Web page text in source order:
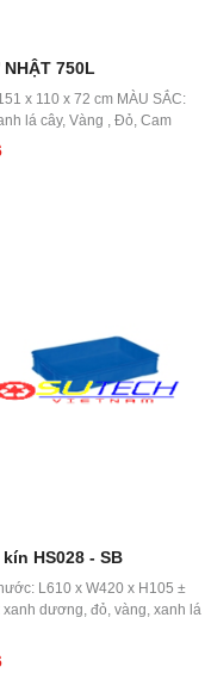
750L
x 110 x 72 cm MÀU SẮC:
lá cây, Vàng , Đỏ, Cam
HS028 - SB
L610 x W420 x H105 ±
xanh dương, đỏ, vàng, xanh lá